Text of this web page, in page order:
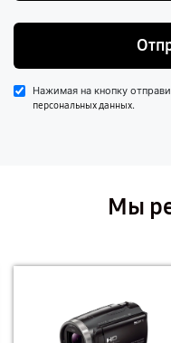
Нажимая на кнопку
персональных данных.
Мы